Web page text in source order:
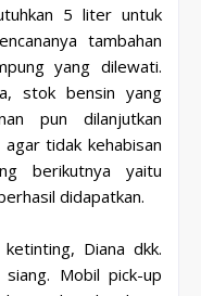
5 liter untuk
tambahan
yang dilewati.
stok bensin yang
pun dilanjutkan
tidak kehabisan
berikutnya yaitu
didapatkan.
Diana dkk.
Mobil pick-up